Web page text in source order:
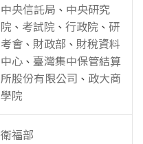
中央信託局 、 中央研究
院 、 考試院 、 行政院 、 研
考會 、 財政部 、 財稅資料
中心 、 臺灣集中保管結算
所股份有限公司 、 政大商
學院
衛福部